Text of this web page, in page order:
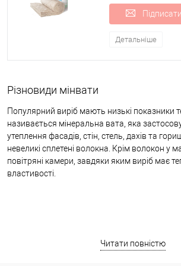
Плюси утеплювача:
мінімальна усадка;
шумоізоляція.
Яскравий приклад пресованого рулону, який
використовувати під штукатурку -
WM 640 GG/WM 660 GG.
показника залежать граничні
Детальніше
Різновиди мінвати
Популярний виріб мають низькі показники
називається мінеральна вата, яка
утеплення фасадів, стін, стель, дахів та
невеликі сплетені волокна. Крім волокон у
повітряні камери, завдяки яким виріб має
властивості.
Читати повністю